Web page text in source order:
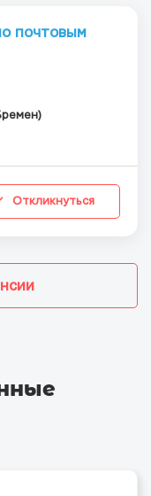
почтовым
Откликнуться